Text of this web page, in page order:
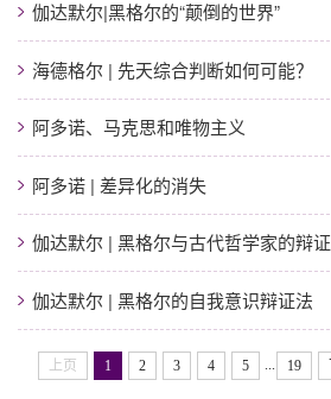
伽达默尔|黑格尔的“颠倒的世界”
海德格尔 | 先天综合判断如何可能？
阿多诺、马克思和唯物主义
阿多诺 | 差异化的消失
伽达默尔 | 黑格尔与古代哲学家的辩
伽达默尔 | 黑格尔的自我意识辩证法
上页 1 2 3 4 5 19